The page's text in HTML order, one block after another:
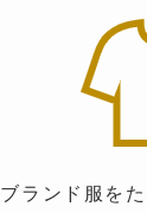
ブランド服を